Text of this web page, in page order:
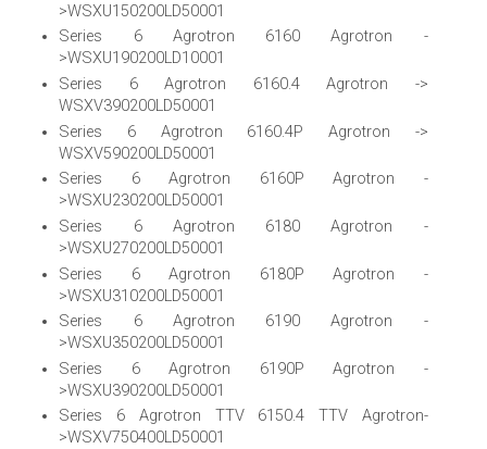
>WSXU150200LD50001
Series 6 Agrotron 6160 Agrotron -
>WSXU190200LD10001
Series 6 Agrotron 6160.4 Agrotron ->
WSXV390200LD50001
Series 6 Agrotron 6160.4P Agrotron ->
WSXV590200LD50001
Series 6 Agrotron 6160P Agrotron -
>WSXU230200LD50001
Series 6 Agrotron 6180 Agrotron -
>WSXU270200LD50001
Series 6 Agrotron 6180P Agrotron -
>WSXU310200LD50001
Series 6 Agrotron 6190 Agrotron -
>WSXU350200LD50001
Series 6 Agrotron 6190P Agrotron -
>WSXU390200LD50001
Series 6 Agrotron TTV 6150.4 TTV Agrotron-
>WSXV750400LD50001